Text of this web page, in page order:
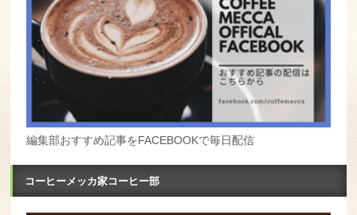
編集部おすすめ記事をFACEBOOKで毎日配信
コーヒーメッカ家コーヒー部